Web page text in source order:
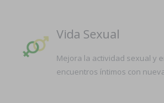
Vida Sexual
Mejora la actividad sexual y
encuentros íntimos con